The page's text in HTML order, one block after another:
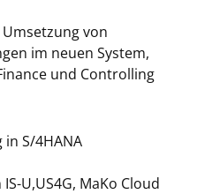
von
im neuen System,
und Controlling
S/4HANA
U,US4G, MaKo Cloud